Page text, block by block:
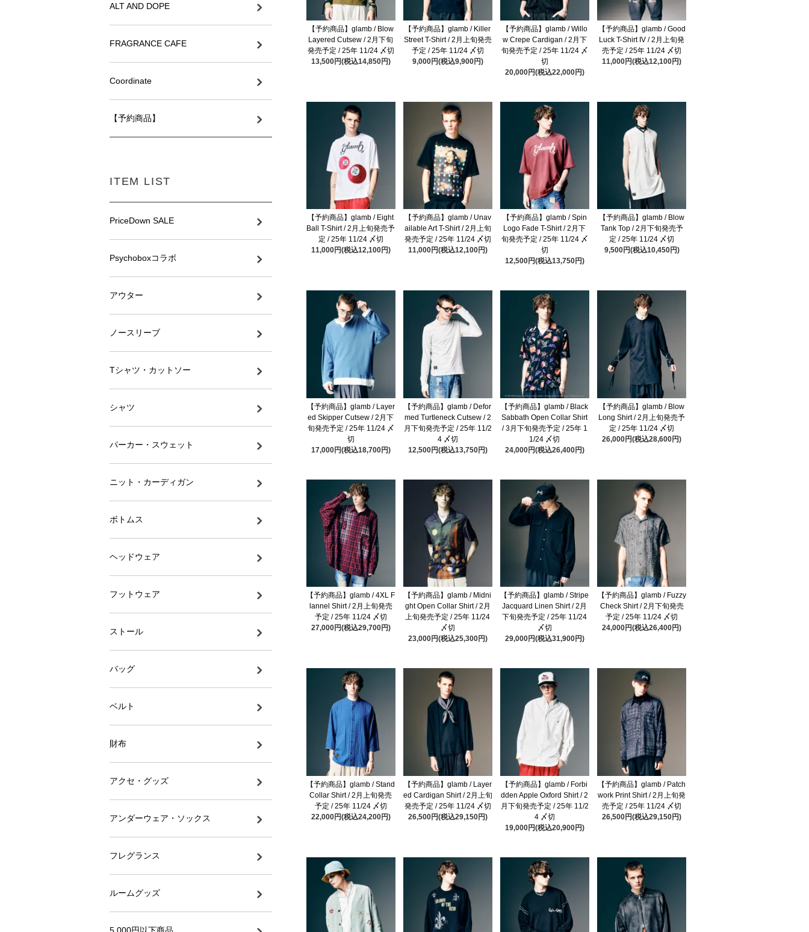
【予約商品】glamb / Blow
Layered Cutsew / 2月下旬
発売予定 / 25年 11/24 〆切
13,500円(税込14,850円)
【予約商品】glamb / Killer
Street T-Shirt / 2月上旬発売
予定 / 25年 11/24 〆切
9,000円(税込9,900円)
【予約商品】glamb / Willo
w Crepe Cardigan / 2月下
旬発売予定 / 25年 11/24 〆
切
20,000円(税込22,000円)
【予約商品】glamb / Good
Luck T-Shirt IV / 2月上旬発
売予定 / 25年 11/24 〆切
11,000円(税込12,100円)
【予約商品】glamb / Eight
Ball T-Shirt / 2月上旬発売予
定 / 25年 11/24 〆切
11,000円(税込12,100円)
【予約商品】glamb / Unav
ailable Art T-Shirt / 2月上旬
発売予定 / 25年 11/24 〆切
11,000円(税込12,100円)
【予約商品】glamb / Spin
Logo Fade T-Shirt / 2月下
旬発売予定 / 25年 11/24 〆
切
12,500円(税込13,750円)
【予約商品】glamb / Blow
Tank Top / 2月下旬発売予
定 / 25年 11/24 〆切
9,500円(税込10,450円)
【予約商品】glamb / Layer
ed Skipper Cutsew / 2月下
旬発売予定 / 25年 11/24 〆
切
17,000円(税込18,700円)
【予約商品】glamb / Defor
med Turtleneck Cutsew / 2
月下旬発売予定 / 25年 11/2
4 〆切
12,500円(税込13,750円)
【予約商品】glamb / Black
Sabbath Open Collar Shirt
/ 3月下旬発売予定 / 25年 1
1/24 〆切
24,000円(税込26,400円)
【予約商品】glamb / Blow
Long Shirt / 2月上旬発売予
定 / 25年 11/24 〆切
26,000円(税込28,600円)
【予約商品】glamb / 4XL F
lannel Shirt / 2月上旬発売
予定 / 25年 11/24 〆切
27,000円(税込29,700円)
【予約商品】glamb / Midni
ght Open Collar Shirt / 2月
上旬発売予定 / 25年 11/24
〆切
23,000円(税込25,300円)
【予約商品】glamb / Stripe
Jacquard Linen Shirt / 2月
下旬発売予定 / 25年 11/24
〆切
29,000円(税込31,900円)
【予約商品】glamb / Fuzzy
Check Shirt / 2月下旬発売
予定 / 25年 11/24 〆切
24,000円(税込26,400円)
【予約商品】glamb / Stand
Collar Shirt / 2月上旬発売
予定 / 25年 11/24 〆切
22,000円(税込24,200円)
【予約商品】glamb / Layer
ed Cardigan Shirt / 2月上旬
発売予定 / 25年 11/24 〆切
26,500円(税込29,150円)
【予約商品】glamb / Forbi
dden Apple Oxford Shirt / 2
月下旬発売予定 / 25年 11/2
4 〆切
19,000円(税込20,900円)
【予約商品】glamb / Patch
work Print Shirt / 2月上旬発
売予定 / 25年 11/24 〆切
26,500円(税込29,150円)
ALT AND DOPE
FRAGRANCE CAFE
Coordinate
【予約商品】
ITEM LIST
PriceDown SALE
Psychoboxコラボ
アウター
ノースリーブ
Tシャツ・カットソー
シャツ
パーカー・スウェット
ニット・カーディガン
ボトムス
ヘッドウェア
フットウェア
ストール
バッグ
ベルト
財布
アクセ・グッズ
アンダーウェア・ソックス
フレグランス
ルームグッズ